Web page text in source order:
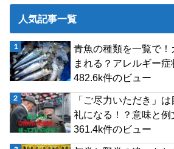
人気記事一覧
青魚の種類を一覧で
まれる？アレルギー症
482.6k件のビュー
「ご尽力いただき」
礼になる！？意味と例
361.4k件のビュー